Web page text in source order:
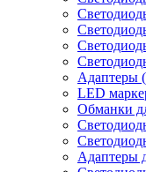
Адаптеры
LED
Обманки
Адаптеры